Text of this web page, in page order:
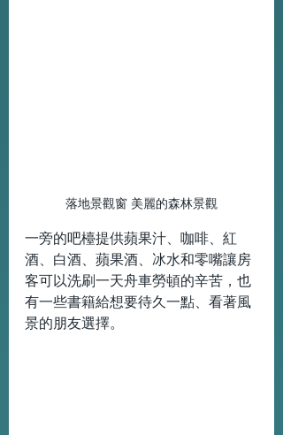
落地景觀窗 美麗的森林景觀
一旁的吧檯提供蘋果汁、咖啡、紅
酒、白酒、蘋果酒、冰水和零嘴讓房
客可以洗刷一天舟車勞頓的辛苦，也
有一些書籍給想要待久一點、看著風
景的朋友選擇。